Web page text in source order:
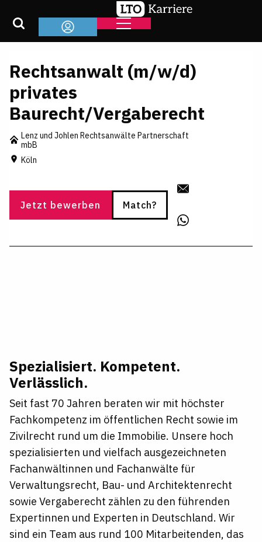
Rechtsanwalt (m/w/d)
privates
Baurecht/Vergaberecht
Lenz und Johlen Rechtsanwälte Partnerschaft
mbB
Köln
Jetzt bewerben Match?
Spezialisiert. Kompetent.
Verlässlich.
Seit fast 70 Jahren beraten wir mit höchster
Fachkompetenz im öffentlichen Recht sowie im
Zivilrecht rund um die Immobilie. Unsere hoch
spezialisierten und vielfach ausgezeichneten
Fachanwältinnen und Fachanwälte für
Verwaltungsrecht, Bau- und Architektenrecht
sowie Vergaberecht zählen zu den führenden
Expertinnen und Experten in Deutschland. Wir
sind ein Team aus rund 100 Mitarbeitenden, das